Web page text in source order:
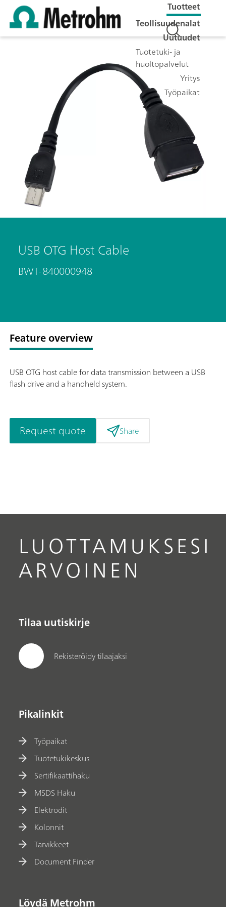
Tuotteet
Teollisuudenalat
Uutuudet
Tuotetuki- ja
huoltopalvelut
Yritys
Työpaikat
USB OTG Host Cable
BWT-840000948
Feature overview
USB OTG host cable for data transmission between a USB
flash drive and a handheld system.
Request quote Share
LUOTTAMUKSESI
ARVOINEN
Tilaa uutiskirje
Rekisteröidy tilaajaksi
Pikalinkit
Työpaikat
Tuotetukikeskus
Sertifikaattihaku
MSDS Haku
Elektrodit
Kolonnit
Tarvikkeet
Document Finder
Löydä Metrohm